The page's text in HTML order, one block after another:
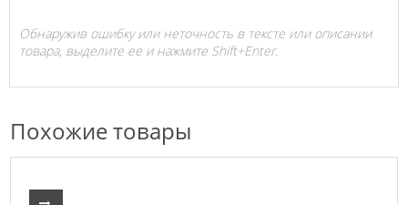
Обнаружив ошибку или неточность в тексте или описании
товара, выделите ее и нажмите Shift+Enter.
Похожие товары